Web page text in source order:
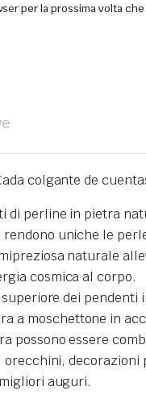
per la prossima volta
colgante de
perline in pietra
uniche le
naturale
cosmica al corpo.
dei
a moschettone in
possono essere
decorazioni
auguri.